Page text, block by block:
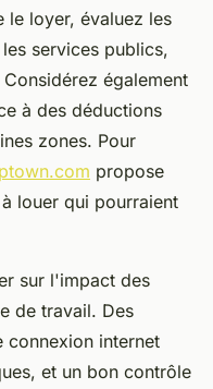
le loyer, évaluez les
services publics,
également
à des déductions
zones. Pour
propose
louer qui pourraient
sur l'impact des
de travail. Des
connexion internet
et un bon contrôle